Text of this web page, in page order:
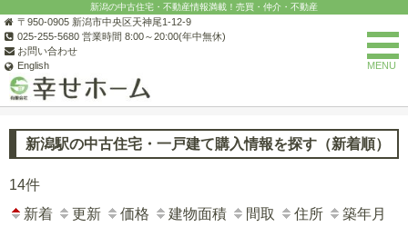
新潟の中古住宅・不動産情報満載！売買・仲介・不動産
〒950-0905 新潟市中央区天神尾1-12-9
025-255-5680 営業時間 8:00～20:00(年中無休)
お問い合わせ
English
MENU
新潟の不動産なら(有)幸せホーム
新潟駅の中古住宅・一戸建て購入情報を探す（新着順）
新着 更新 価格 建物面積 間取 住所 築年月
14件